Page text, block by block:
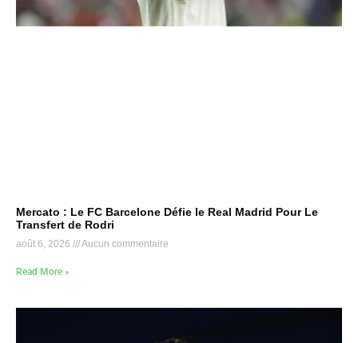
Mercato : Le FC Barcelone Défie le Real Madrid Pour Le
Transfert de Rodri
août 6, 2026 Aucun commentaire
Read More »